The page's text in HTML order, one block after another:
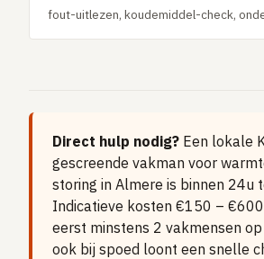
TUIN
Tuin aanleg of renovatie
Warmtepomp plaatsen
Vloerverwarming aanleggen
Airco installeren
Thermostaat installeren
fout-uitlezen, koudemiddel-check,
Direct hulp nodig? Een lokale
gescreende vakman voor
storing in Almere is binnen 24u
Indicatieve kosten €150 –
eerst minstens 2 vakmensen
ook bij spoed loont een snelle